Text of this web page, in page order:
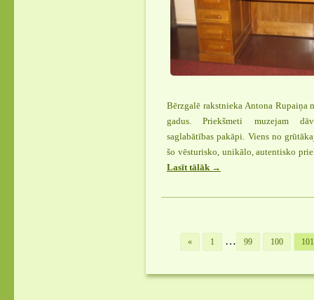
Bērzgalē rakstnieka Antona Rupaiņa
gadus. Priekšmeti muzejam
saglabātības pakāpi. Viens no
šo vēsturisko, unikālo, autentisko
Lasīt tālāk “Bērzgales
tiek
Rupaiņa
→
« 1 … 99 100 101